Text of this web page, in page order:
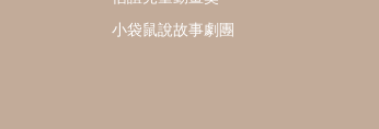
小袋鼠說故事劇團